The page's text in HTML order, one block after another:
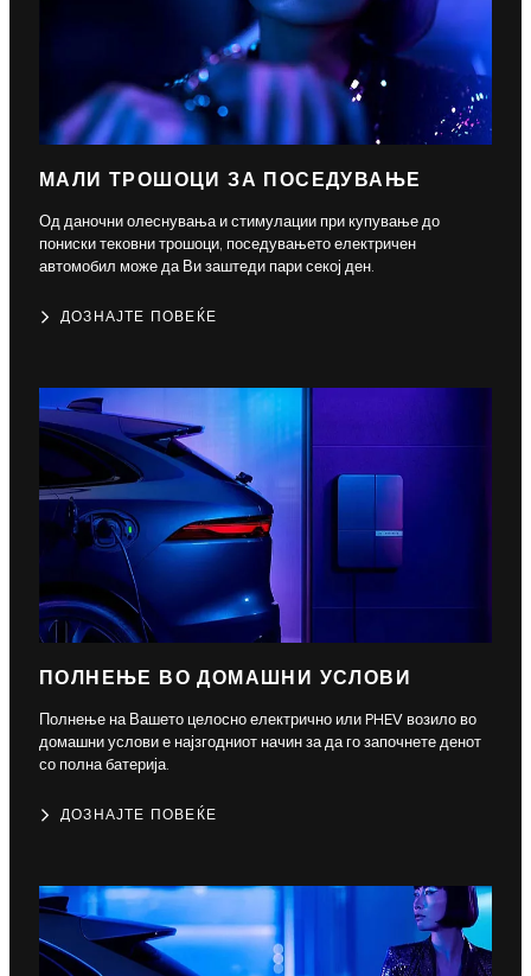
МАЛИ ТРОШОЦИ ЗА ПОСЕДУВАЊЕ
Од даночни олеснувања и стимулации при купување до
пониски тековни трошоци, поседувањето електричен
автомобил може да Ви заштеди пари секој ден.
ДОЗНАЈТЕ ПОВЕЌЕ
ПОЛНЕЊЕ ВО ДОМАШНИ УСЛОВИ
Полнење на Вашето целосно електрично или PHEV возило во
домашни услови е најзгодниот начин за да го започнете денот
со полна батерија.
ДОЗНАЈТЕ ПОВЕЌЕ